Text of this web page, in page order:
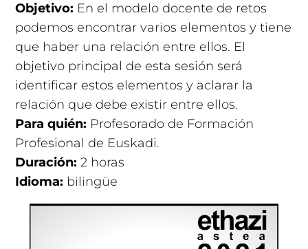
Objetivo: En el modelo docente de retos
podemos encontrar varios elementos y tiene
que haber una relación entre ellos. El
objetivo principal de esta sesión será
identificar estos elementos y aclarar la
relación que debe existir entre ellos.
Para quién: Profesorado de Formación
Profesional de Euskadi.
Duración: 2 horas
Idioma: bilingüe